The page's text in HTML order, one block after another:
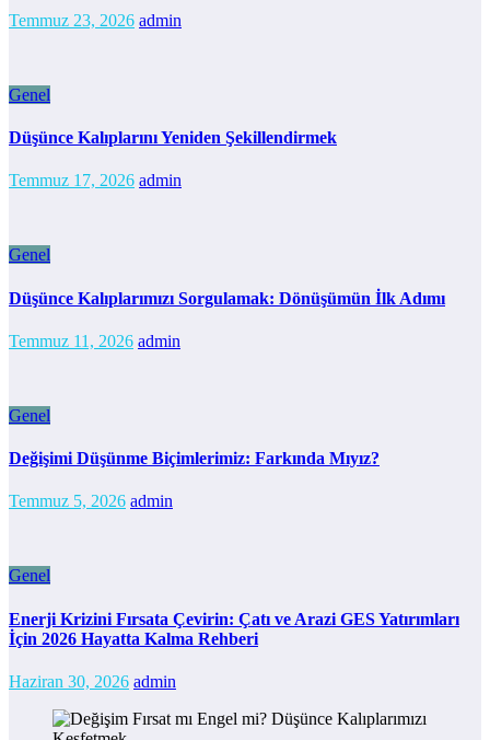
Temmuz 23, 2026 admin
Genel
Düşünce Kalıplarını Yeniden Şekillendirmek
Temmuz 17, 2026 admin
Genel
Düşünce Kalıplarımızı Sorgulamak: Dönüşümün İlk Adımı
Temmuz 11, 2026 admin
Genel
Değişimi Düşünme Biçimlerimiz: Farkında Mıyız?
Temmuz 5, 2026 admin
Genel
Enerji Krizini Fırsata Çevirin: Çatı ve Arazi GES Yatırımları
İçin 2026 Hayatta Kalma Rehberi
Haziran 30, 2026 admin